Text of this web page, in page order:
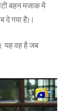
बहन मजाक में
दे गया है)।
यह वह है जब